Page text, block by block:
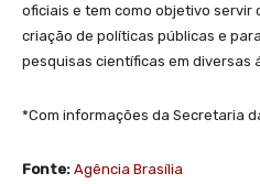
oficiais e tem como objetivo servir
criação de políticas públicas e
pesquisas científicas em diversas
*Com informações da Secretaria
Fonte: Agência Brasília